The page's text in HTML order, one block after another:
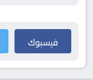
فيسبوك